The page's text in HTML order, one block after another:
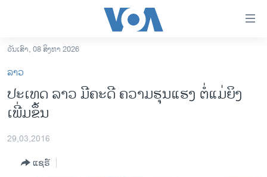
ເຂົ້າ
ຫາ
ຂ້າມ
ຂ້າມ
ຫາ
ອາເມຣິກາ
ຂ່າວ​ຈີນ
ໂລກ
ວັນເສົາ, 08 ສິງຫາ 2026
ລາວ
ປະເທດ ລາວ ມີຄະດີ ຄວາມຮຸນແຮງ ຕໍ່ແມ່ຍິງ
ເພີ່ມຂຶ້ນ
29,03,2016
ແຊຣ໌